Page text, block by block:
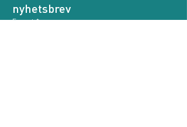
nyhetsbrev
E-post *